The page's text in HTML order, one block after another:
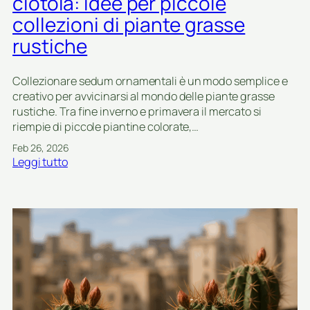
t
à
,
r
n
v
a
s
i
e
o
t
e
z
o
n
r
l
a
b
l
l
a
s
t
a
o
n
e
:
c
e
collezioni di piante grasse
rustiche
Collezionare sedum ornamentali è un modo semplice e
creativo per avvicinarsi al mondo delle piante grasse
rustiche. Tra fine inverno e primavera il mercato si
riempie di piccole piantine colorate,…
Feb 26, 2026
Leggi tutto:
l
l
e
z
o
n